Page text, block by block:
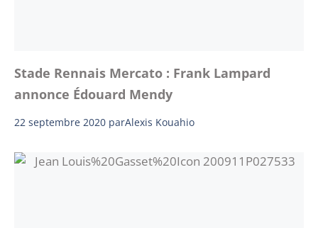
Stade Rennais Mercato : Frank Lampard
annonce Édouard Mendy
22 septembre 2020 parAlexis Kouahio